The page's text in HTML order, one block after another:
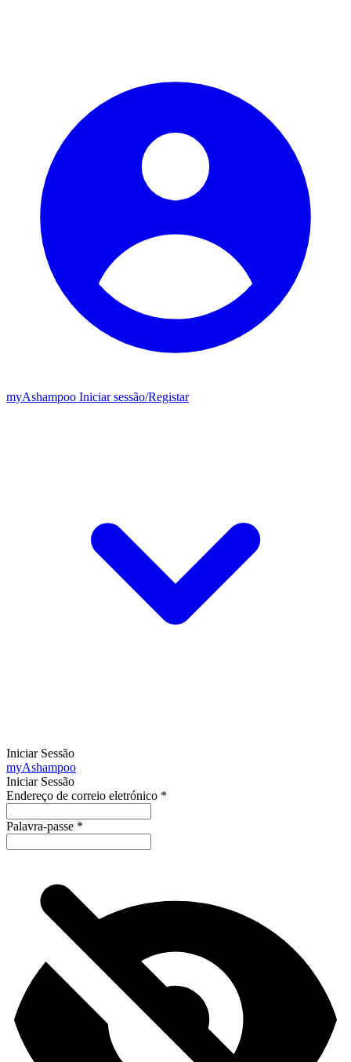
myAshampoo Iniciar sessão/Registar
Iniciar Sessão
myAshampoo
Iniciar Sessão
Endereço de correio eletrónico *
Palavra-passe *